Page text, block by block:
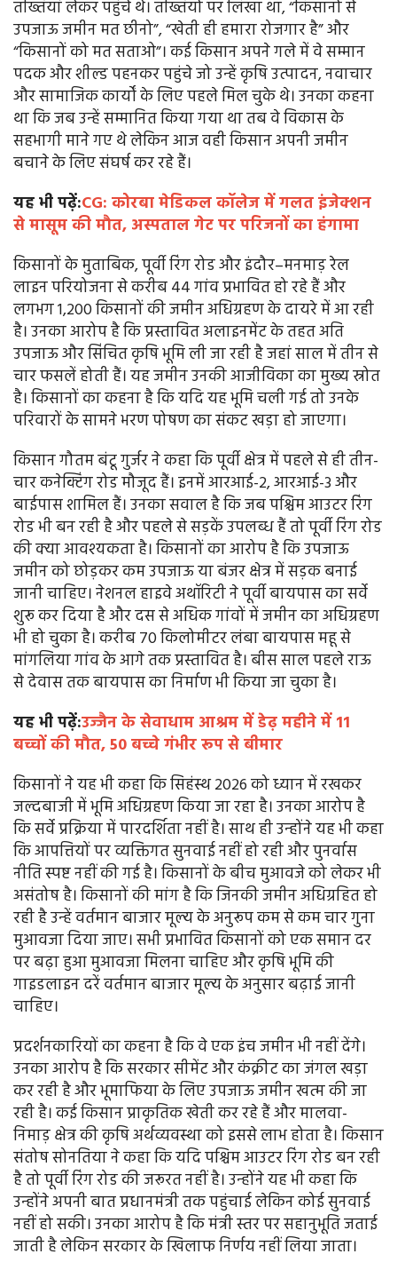
तख्तियां लेकर पहुंचे थे। तख्तियों पर लिखा था, “किसानों से
उपजाऊ जमीन मत छीनो”, “खेती ही हमारा रोजगार है” और
“किसानों को मत सताओ”। कई किसान अपने गले में वे सम्मान
पदक और शील्ड पहनकर पहुंचे जो उन्हें कृषि उत्पादन, नवाचार
और सामाजिक कार्यों के लिए पहले मिल चुके थे। उनका कहना
था कि जब उन्हें सम्मानित किया गया था तब वे विकास के
सहभागी माने गए थे लेकिन आज वही किसान अपनी जमीन
बचाने के लिए संघर्ष कर रहे हैं।
यह भी पढ़ें:CG: कोरबा मेडिकल कॉलेज में गलत इंजेक्शन
से मासूम की मौत, अस्पताल गेट पर परिजनों का हंगामा
किसानों के मुताबिक, पूर्वी रिंग रोड और इंदौर–मनमाड़ रेल
लाइन परियोजना से करीब 44 गांव प्रभावित हो रहे हैं और
लगभग 1,200 किसानों की जमीन अधिग्रहण के दायरे में आ रही
है। उनका आरोप है कि प्रस्तावित अलाइनमेंट के तहत अति
उपजाऊ और सिंचित कृषि भूमि ली जा रही है जहां साल में तीन से
चार फसलें होती हैं। यह जमीन उनकी आजीविका का मुख्य स्रोत
है। किसानों का कहना है कि यदि यह भूमि चली गई तो उनके
परिवारों के सामने भरण पोषण का संकट खड़ा हो जाएगा।
किसान गौतम बंटू गुर्जर ने कहा कि पूर्वी क्षेत्र में पहले से ही तीन-
चार कनेक्टिंग रोड मौजूद हैं। इनमें आरआई-2, आरआई-3 और
बाईपास शामिल हैं। उनका सवाल है कि जब पश्चिम आउटर रिंग
रोड भी बन रही है और पहले से सड़कें उपलब्ध हैं तो पूर्वी रिंग रोड
की क्या आवश्यकता है। किसानों का आरोप है कि उपजाऊ
जमीन को छोड़कर कम उपजाऊ या बंजर क्षेत्र में सड़क बनाई
जानी चाहिए। नेशनल हाइवे अथॉरिटी ने पूर्वी बायपास का सर्वे
शुरू कर दिया है और दस से अधिक गांवों में जमीन का अधिग्रहण
भी हो चुका है। करीब 70 किलोमीटर लंबा बायपास महू से
मांगलिया गांव के आगे तक प्रस्तावित है। बीस साल पहले राऊ
से देवास तक बायपास का निर्माण भी किया जा चुका है।
यह भी पढ़ें:उज्जैन के सेवाधाम आश्रम में डेढ़ महीने में 11
बच्चों की मौत, 50 बच्चे गंभीर रूप से बीमार
किसानों ने यह भी कहा कि सिहंस्थ 2026 को ध्यान में रखकर
जल्दबाजी में भूमि अधिग्रहण किया जा रहा है। उनका आरोप है
कि सर्वे प्रक्रिया में पारदर्शिता नहीं है। साथ ही उन्होंने यह भी कहा
कि आपत्तियों पर व्यक्तिगत सुनवाई नहीं हो रही और पुनर्वास
नीति स्पष्ट नहीं की गई है। किसानों के बीच मुआवजे को लेकर भी
असंतोष है। किसानों की मांग है कि जिनकी जमीन अधिग्रहित हो
रही है उन्हें वर्तमान बाजार मूल्य के अनुरूप कम से कम चार गुना
मुआवजा दिया जाए। सभी प्रभावित किसानों को एक समान दर
पर बढ़ा हुआ मुआवजा मिलना चाहिए और कृषि भूमि की
गाइडलाइन दरें वर्तमान बाजार मूल्य के अनुसार बढ़ाई जानी
चाहिए।
प्रदर्शनकारियों का कहना है कि वे एक इंच जमीन भी नहीं देंगे।
उनका आरोप है कि सरकार सीमेंट और कंक्रीट का जंगल खड़ा
कर रही है और भूमाफिया के लिए उपजाऊ जमीन खत्म की जा
रही है। कई किसान प्राकृतिक खेती कर रहे हैं और मालवा-
निमाड़ क्षेत्र की कृषि अर्थव्यवस्था को इससे लाभ होता है। किसान
संतोष सोनतिया ने कहा कि यदि पश्चिम आउटर रिंग रोड बन रही
है तो पूर्वी रिंग रोड की जरूरत नहीं है। उन्होंने यह भी कहा कि
उन्होंने अपनी बात प्रधानमंत्री तक पहुंचाई लेकिन कोई सुनवाई
नहीं हो सकी। उनका आरोप है कि मंत्री स्तर पर सहानुभूति जताई
जाती है लेकिन सरकार के खिलाफ निर्णय नहीं लिया जाता।